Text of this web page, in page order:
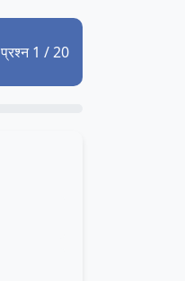
प्रश्न 1 / 20